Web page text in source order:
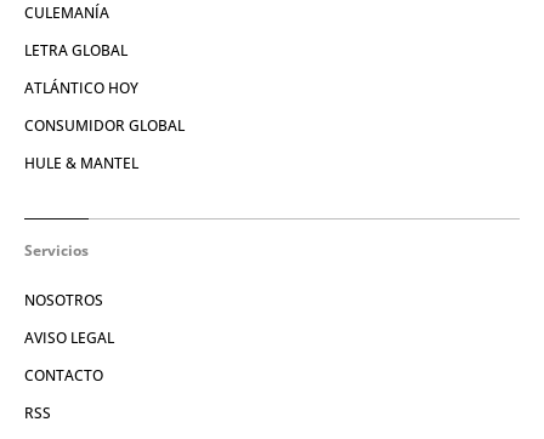
CULEMANÍA
LETRA GLOBAL
ATLÁNTICO HOY
CONSUMIDOR GLOBAL
HULE & MANTEL
Servicios
NOSOTROS
AVISO LEGAL
CONTACTO
RSS